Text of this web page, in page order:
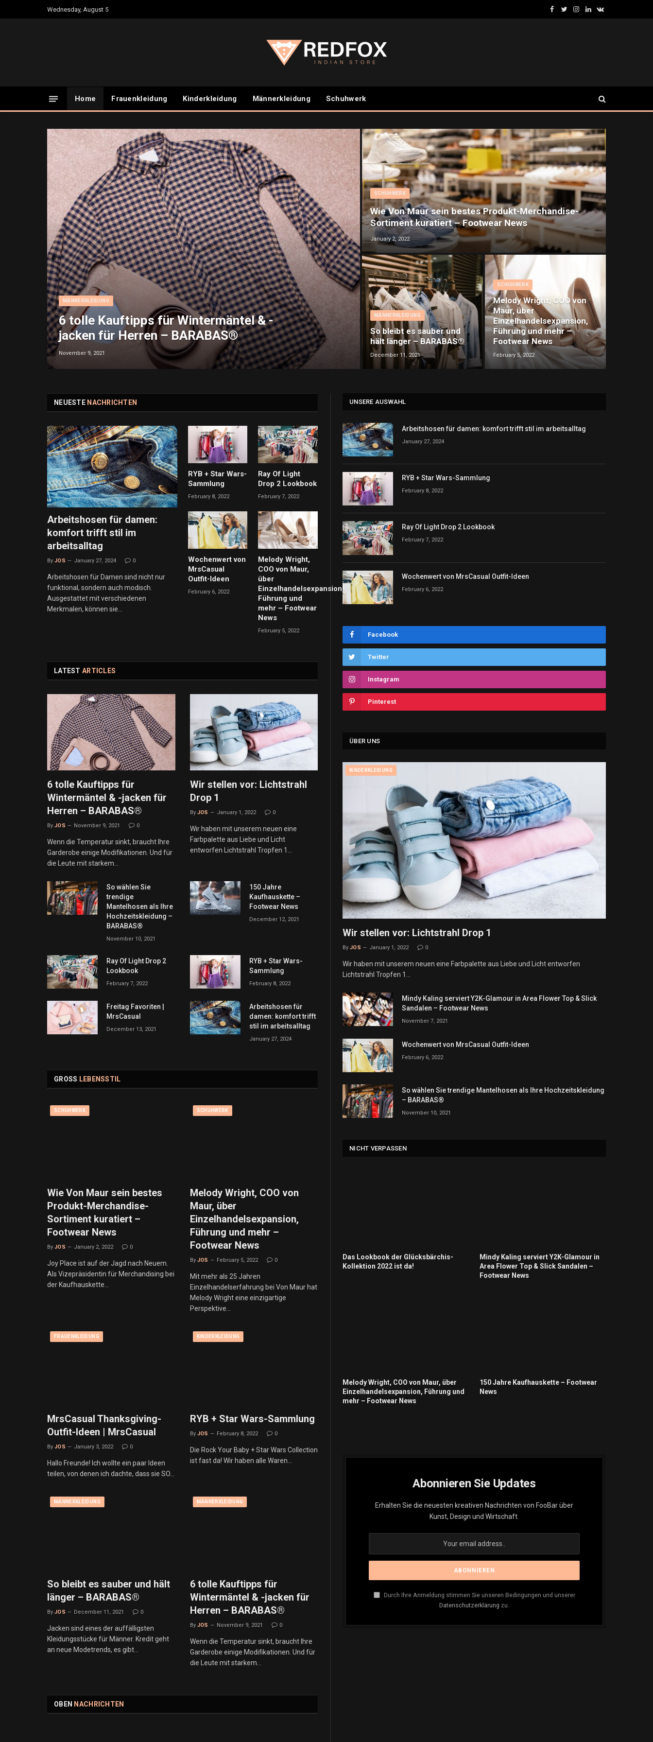
Wednesday, August 5
Facebook
TwitterInstagram
LinkedInVKontakte
Home Frauenkleidung Kinderkleidung Männerkleidung Schuhwerk
MÄNNERKLEIDUNG
6 tolle Kauftipps für Wintermäntel & -
jacken für Herren – BARABAS®
November 9, 2021
SCHUHWERK
Wie Von Maur sein bestes Produkt-Merchandise-
Sortiment kuratiert – Footwear News
January 2, 2022
MÄNNERKLEIDUNG
So bleibt es sauber und
hält länger – BARABAS®
December 11, 2021
SCHUHWERK
Melody Wright, COO von
Maur, über
Einzelhandelsexpansion,
Führung und mehr –
Footwear News
February 5, 2022
NEUESTENACHRICHTEN
Arbeitshosen für damen:
komfort trifft stil im
arbeitsalltag
By JOS January 27, 2024 0
Arbeitshosen für Damen sind nicht nur
funktional, sondern auch modisch.
Ausgestattet mit verschiedenen
Merkmalen, können sie…
RYB + Star Wars-
Sammlung
February 8, 2022
Ray Of Light
Drop 2 Lookbook
February 7, 2022
Wochenwert von
MrsCasual
Outfit-Ideen
February 6, 2022
Melody Wright,
COO von Maur,
über
Einzelhandelsexpansion,
Führung und
mehr – Footwear
News
February 5, 2022
LATEST ARTICLES
6 tolle Kauftipps für
Wintermäntel & -jacken für
Herren – BARABAS®
By JOS November 9, 2021 0
Wenn die Temperatur sinkt, braucht Ihre
Garderobe einige Modifikationen. Und für
die Leute mit starkem…
Wir stellen vor: Lichtstrahl
Drop 1
By JOS January 1, 2022 0
Wir haben mit unserem neuen eine
Farbpalette aus Liebe und Licht
entworfen Lichtstrahl Tropfen 1…
So wählen Sie
trendige
Mantelhosen als Ihre
Hochzeitskleidung –
BARABAS®
November 10, 2021
150 Jahre
Kaufhauskette –
Footwear News
December 12, 2021
Ray Of Light Drop 2
Lookbook
February 7, 2022
RYB + Star Wars-
Sammlung
February 8, 2022
Freitag Favoriten |
MrsCasual
December 13, 2021
Arbeitshosen für
damen: komfort trifft
stil im arbeitsalltag
January 27, 2024
GROSS LEBENSSTIL
SCHUHWERK
Wie Von Maur sein bestes
Produkt-Merchandise-
Sortiment kuratiert –
Footwear News
By JOS January 2, 2022 0
Joy Place ist auf der Jagd nach Neuem.
Als Vizepräsidentin für Merchandising bei
der Kaufhauskette…
SCHUHWERK
Melody Wright, COO von
Maur, über
Einzelhandelsexpansion,
Führung und mehr –
Footwear News
By JOS February 5, 2022 0
Mit mehr als 25 Jahren
Einzelhandelserfahrung bei Von Maur hat
Melody Wright eine einzigartige
Perspektive…
FRAUENKLEIDUNG
MrsCasual Thanksgiving-
Outfit-Ideen | MrsCasual
By JOS January 3, 2022 0
Hallo Freunde! Ich wollte ein paar Ideen
teilen, von denen ich dachte, dass sie SO…
KINDERKLEIDUNG
RYB + Star Wars-Sammlung
By JOS February 8, 2022 0
Die Rock Your Baby + Star Wars Collection
ist fast da! Wir haben alle Waren…
MÄNNERKLEIDUNG
So bleibt es sauber und hält
länger – BARABAS®
By JOS December 11, 2021 0
Jacken sind eines der auffälligsten
Kleidungsstücke für Männer. Kredit geht
an neue Modetrends, es gibt…
MÄNNERKLEIDUNG
6 tolle Kauftipps für
Wintermäntel & -jacken für
Herren – BARABAS®
By JOS November 9, 2021 0
Wenn die Temperatur sinkt, braucht Ihre
Garderobe einige Modifikationen. Und für
die Leute mit starkem…
OBEN NACHRICHTEN
UNSERE AUSWAHL
Arbeitshosen für damen: komfort trifft stil im arbeitsalltag
January 27, 2024
RYB + Star Wars-Sammlung
February 8, 2022
Ray Of Light Drop 2 Lookbook
February 7, 2022
Wochenwert von MrsCasual Outfit-Ideen
February 6, 2022
Facebook
Twitter
Instagram
Pinterest
ÜBER UNS
KINDERKLEIDUNG
Wir stellen vor: Lichtstrahl Drop 1
By JOS January 1, 2022 0
Wir haben mit unserem neuen eine Farbpalette aus Liebe und Licht entworfen
Lichtstrahl Tropfen 1…
Mindy Kaling serviert Y2K-Glamour in Area Flower Top & Slick
Sandalen – Footwear News
November 7, 2021
Wochenwert von MrsCasual Outfit-Ideen
February 6, 2022
So wählen Sie trendige Mantelhosen als Ihre Hochzeitskleidung
– BARABAS®
November 10, 2021
NICHT VERPASSEN
Das Lookbook der Glücksbärchis-
Kollektion 2022 ist da!
Mindy Kaling serviert Y2K-Glamour in
Area Flower Top & Slick Sandalen –
Footwear News
Melody Wright, COO von Maur, über
Einzelhandelsexpansion, Führung und
mehr – Footwear News
150 Jahre Kaufhauskette – Footwear
News
Abonnieren Sie Updates
Erhalten Sie die neuesten kreativen Nachrichten von FooBar über
Kunst, Design und Wirtschaft.
Durch Ihre Anmeldung stimmen Sie unseren Bedingungen und unserer
Datenschutzerklärung zu.